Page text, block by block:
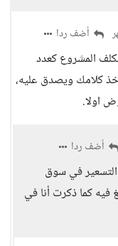
أضف ردا
المشروع كعدد
كلامك ويصدق عليه،
اولا.
أضف ردا
في سوق
كما ذكرت أنا في